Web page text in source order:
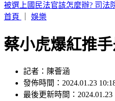
被選上國民法官該怎麼辦? 司法
首頁
娛樂
蔡小虎爆紅推
記者：陳薈涵
發佈時間：2024.01.23
最後更新時間：2024.01.23